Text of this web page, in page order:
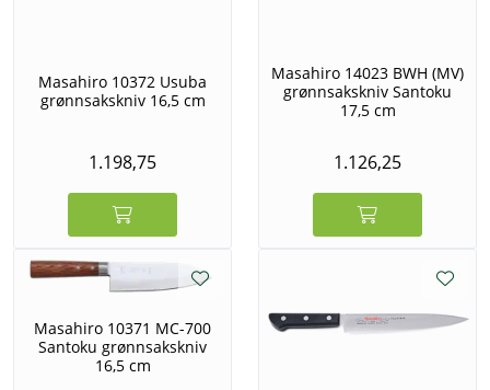
Masahiro 10372 Usuba
grønnsakskniv 16,5 cm
1.198,75
Masahiro 14023 BWH (MV)
grønnsakskniv Santoku
17,5 cm
1.126,25
Masahiro 10371 MC-700
Santoku grønnsakskniv
16,5 cm